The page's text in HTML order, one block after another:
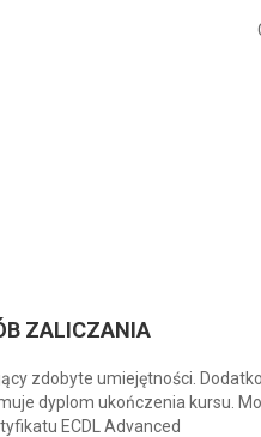
ZALICZANIA
zdobyte umiejętności.
dyplom ukończenia kursu.
ECDL Advanced